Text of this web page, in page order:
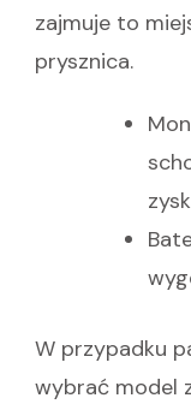
zajmuje to
prysznica.
W przypadku
wybrać model